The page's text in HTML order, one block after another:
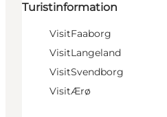
Turistinformation
VisitFaaborg
VisitLangeland
VisitSvendborg
VisitÆrø